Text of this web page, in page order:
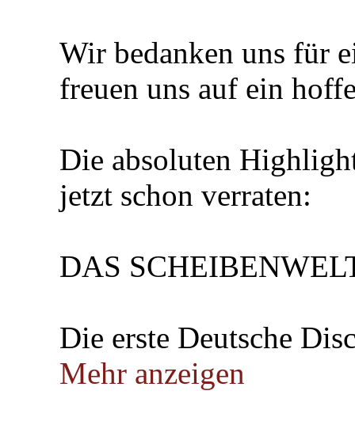
Wir bedanken uns für
freuen uns auf ein
Die absoluten
jetzt schon verraten:
DAS
Die erste Deutsche
Mehr anzeigen